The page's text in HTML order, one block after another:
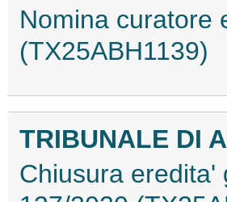
Nomina curatore
(TX25ABH1139)
TRIBUNALE DI
Chiusura eredita'